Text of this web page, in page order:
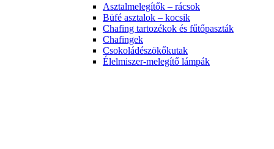
Asztalmelegítők – rácsok
Büfé asztalok – kocsik
Chafing tartozékok és fűtőpaszták
Chafingek
Csokoládészökőkutak
Élelmiszer-melegítő lámpák